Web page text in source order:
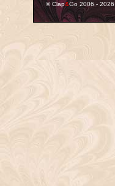
© Clap&Go 2006 - 2026